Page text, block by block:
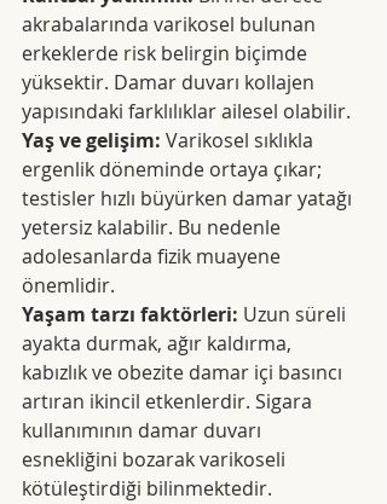
akrabalarında varikosel bulunan
erkeklerde risk belirgin biçimde
yüksektir. Damar duvarı kollajen
yapısındaki farklılıklar ailesel olabilir.
Yaş ve gelişim: Varikosel sıklıkla
ergenlik döneminde ortaya çıkar;
testisler hızlı büyürken damar yatağı
yetersiz kalabilir. Bu nedenle
adolesanlarda fizik muayene
önemlidir.
Yaşam tarzı faktörleri: Uzun süreli
ayakta durmak, ağır kaldırma,
kabızlık ve obezite damar içi basıncı
artıran ikincil etkenlerdir. Sigara
kullanımının damar duvarı
esnekliğini bozarak varikoseli
kötüleştirdiği bilinmektedir.